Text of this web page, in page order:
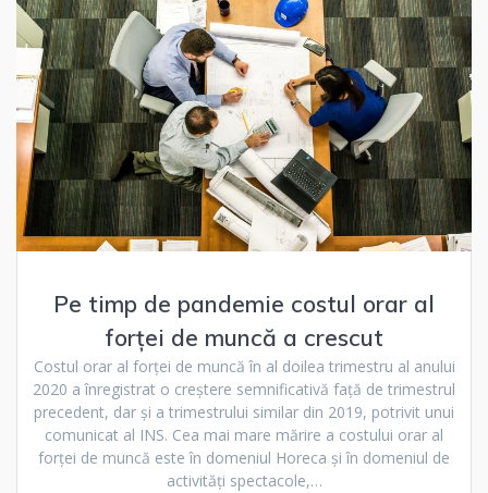
Pe timp de pandemie costul orar al
forței de muncă a crescut
Costul orar al forței de muncă în al doilea trimestru al anului
2020 a înregistrat o creștere semnificativă față de trimestrul
precedent, dar și a trimestrului similar din 2019, potrivit unui
comunicat al INS. Cea mai mare mărire a costului orar al
forței de muncă este în domeniul Horeca și în domeniul de
activități spectacole,…